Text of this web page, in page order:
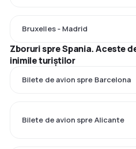
Bruxelles - Madrid
Zboruri spre Spania. Aceste
inimile turiștilor
Bilete de avion spre Barcelona
Bilete de avion spre Alicante